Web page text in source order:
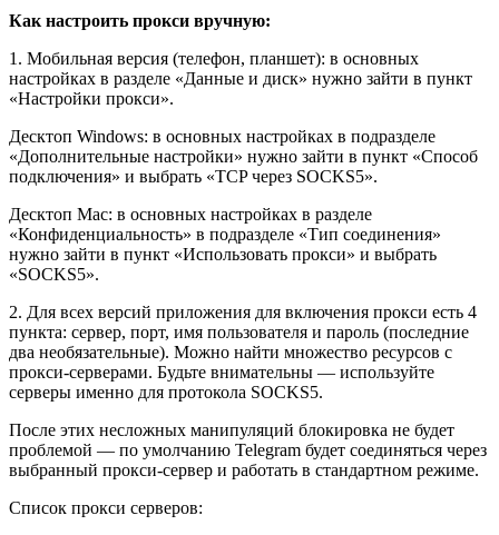
Как настроить прокси вручную:
1. Мобильная версия (телефон, планшет): в основных
настройках в разделе «Данные и диск» нужно зайти в пункт
«Настройки прокси».
Десктоп Windows: в основных настройках в подразделе
«Дополнительные настройки» нужно зайти в пункт «Способ
подключения» и выбрать «TCP через SOCKS5».
Десктоп Mac: в основных настройках в разделе
«Конфиденциальность» в подразделе «Тип соединения»
нужно зайти в пункт «Использовать прокси» и выбрать
«SOCKS5».
2. Для всех версий приложения для включения прокси есть 4
пункта: сервер, порт, имя пользователя и пароль (последние
два необязательные). Можно найти множество ресурсов с
прокси-серверами. Будьте внимательны — используйте
серверы именно для протокола SOCKS5.
После этих несложных манипуляций блокировка не будет
проблемой — по умолчанию Telegram будет соединяться через
выбранный прокси-сервер и работать в стандартном режиме.
Список прокси серверов: